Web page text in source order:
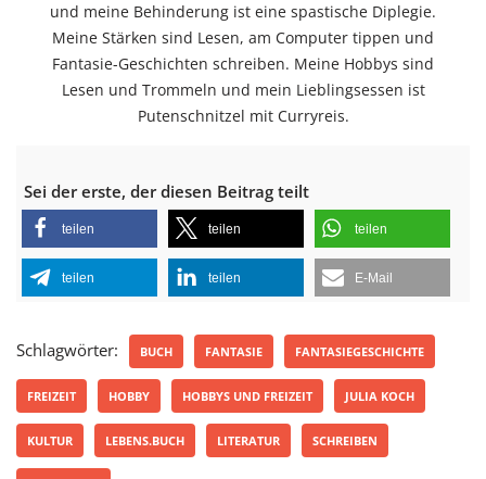
und meine Behinderung ist eine spastische Diplegie.
Meine Stärken sind Lesen, am Computer tippen und
Fantasie-Geschichten schreiben. Meine Hobbys sind
Lesen und Trommeln und mein Lieblingsessen ist
Putenschnitzel mit Curryreis.
Sei der erste, der diesen Beitrag teilt
teilen teilen teilen
teilen teilen E-Mail
Schlagwörter: BUCH FANTASIE FANTASIEGESCHICHTE
FREIZEIT HOBBY HOBBYS UND FREIZEIT JULIA KOCH
KULTUR LEBENS.BUCH LITERATUR SCHREIBEN